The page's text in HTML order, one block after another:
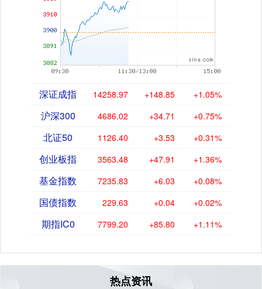
深证成指 14258.97 +148.85 +1.05%
沪深300 4686.02 +34.71 +0.75%
北证50 1126.40 +3.53 +0.31%
创业板指 3563.48 +47.91 +1.36%
基金指数 7235.83 +6.03 +0.08%
国债指数 229.63 +0.04 +0.02%
期指IC0 7799.20 +85.80 +1.11%
热点资讯